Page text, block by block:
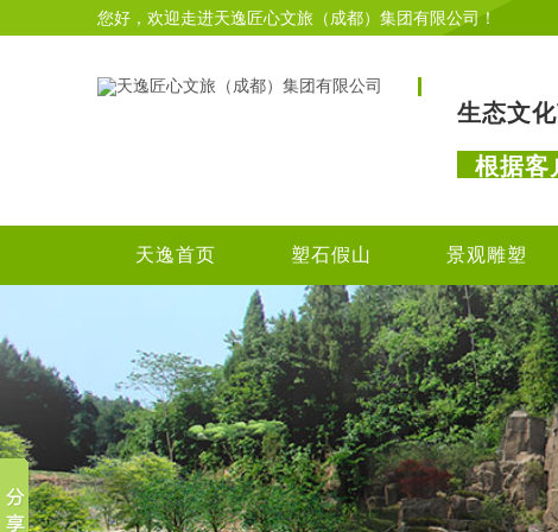
您好，欢迎走进天逸匠心文旅（成都）集团有限公司！
生态文
根据客
天逸首页 塑石假山 景观雕塑